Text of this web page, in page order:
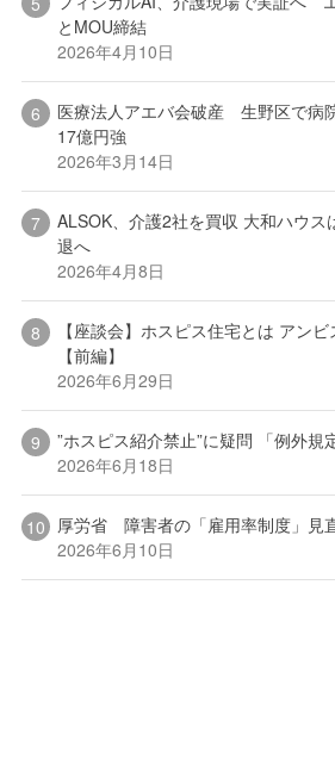
とMOU締結
2026年4月10日
医療法人アエバ会破産 生野区で病
17億円強
2026年3月14日
ALSOK、介護2社を買収 大和ハウス
退へ
2026年4月8日
【座談会】ホスピス住宅とは アン
【前編】
2026年6月29日
”ホスピス紹介禁止”に疑問 「例外規
2026年6月18日
厚労省 障害者の「雇用率制度」見
2026年6月10日